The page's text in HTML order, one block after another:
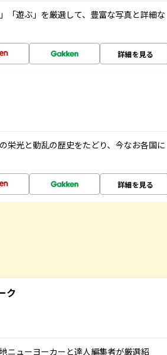
「遊ぶ」を厳選して、豊富な写真と詳細な
詳細を見る
栄光と動乱の歴史をたどり、今なお各国に
詳細を見る
ク
ニューヨーカーと達人編集者が厳選紹